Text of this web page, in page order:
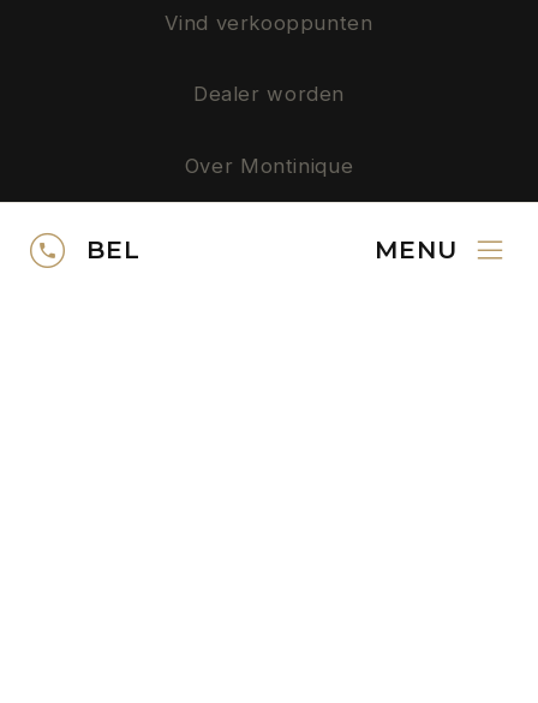
BEL MENU
Vind verkooppunten
Dealer worden
Over Montinique